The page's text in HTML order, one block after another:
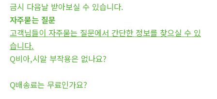
금시 다음날 받아보실 수 있습니다.
자주묻는 질문
고객님들이 자주묻는 질문에서 간단한 정보를 찾으실 수 있
습니다.
Q비아,시알 부작용은 없나요?
Q배송료는 무료인가요?